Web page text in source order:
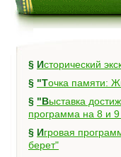
§
Исторический
§
"Точка памяти:
§ "Выставка достижений: Кировский": культурная
программа на 8 и 9
§ Игровая программа "Парашют, тельняшка, голубой
берет"